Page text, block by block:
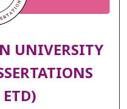
UNIVERSITY